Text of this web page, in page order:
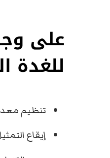
على
للغدة
تنظيم
إيقاع